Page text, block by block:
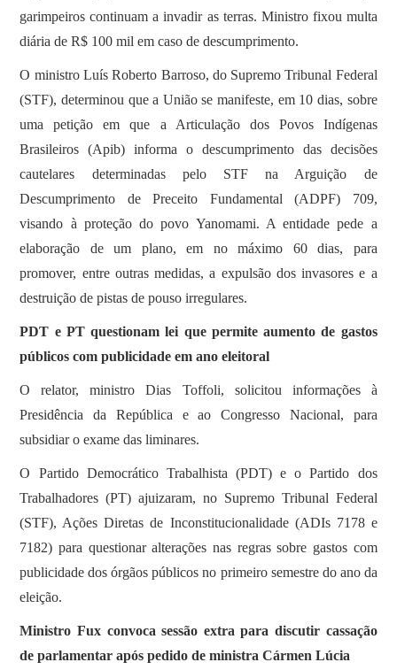
garimpeiros continuam a invadir as terras. Ministro fixou multa
diária de R$ 100 mil em caso de descumprimento.
O ministro Luís Roberto Barroso, do Supremo Tribunal Federal
(STF), determinou que a União se manifeste, em 10 dias, sobre
uma petição em que a Articulação dos Povos Indígenas
Brasileiros (Apib) informa o descumprimento das decisões
cautelares determinadas pelo STF na Arguição de
Descumprimento de Preceito Fundamental (ADPF) 709,
visando à proteção do povo Yanomami. A entidade pede a
elaboração de um plano, em no máximo 60 dias, para
promover, entre outras medidas, a expulsão dos invasores e a
destruição de pistas de pouso irregulares.
PDT e PT questionam lei que permite aumento de gastos
públicos com publicidade em ano eleitoral
O relator, ministro Dias Toffoli, solicitou informações à
Presidência da República e ao Congresso Nacional, para
subsidiar o exame das liminares.
O Partido Democrático Trabalhista (PDT) e o Partido dos
Trabalhadores (PT) ajuizaram, no Supremo Tribunal Federal
(STF), Ações Diretas de Inconstitucionalidade (ADIs 7178 e
7182) para questionar alterações nas regras sobre gastos com
publicidade dos órgãos públicos no primeiro semestre do ano da
eleição.
Ministro Fux convoca sessão extra para discutir cassação
de parlamentar após pedido de ministra Cármen Lúcia